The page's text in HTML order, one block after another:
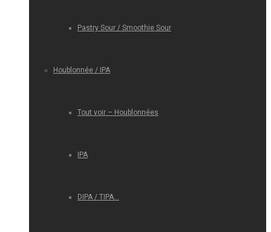
Pastry Sour / Smoothie Sour
Houblonnée / IPA
Tout voir – Houblonnées
IPA
DIPA / TIPA…